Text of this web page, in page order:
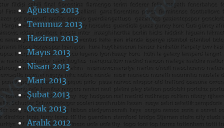
Ağustos 2013
Temmuz 2013
Haziran 2013
Mayıs 2013
Nisan 2013
Mart 2013
Şubat 2013
Ocak 2013
Aralık 2012